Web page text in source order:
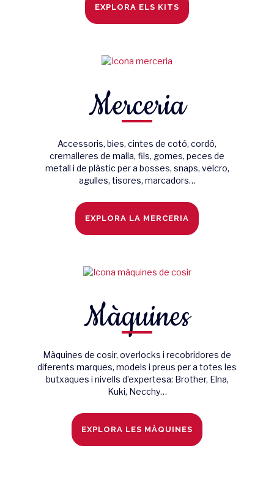
EXPLORA ELS KITS
Merceria
Accessoris, bies, cintes de cotó, cordó,
cremalleres de malla, fils, gomes, peces de
metall i de plàstic per a bosses, snaps, velcro,
agulles, tisores, marcadors…
EXPLORA LA MERCERIA
Màquines
Màquines de cosir, overlocks i recobridores de
diferents marques, models i preus per a totes les
butxaques i nivells d’expertesa: Brother, Elna,
Kuki, Necchy…
EXPLORA LES MÀQUINES